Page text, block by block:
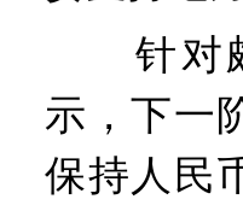
针对颇
示，下一
保持人民